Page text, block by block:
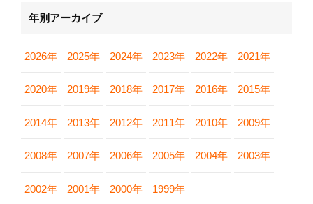
年別アーカイブ
2026年 2025年 2024年 2023年 2022年 2021年
2020年 2019年 2018年 2017年 2016年 2015年
2014年 2013年 2012年 2011年 2010年 2009年
2008年 2007年 2006年 2005年 2004年 2003年
2002年 2001年 2000年 1999年